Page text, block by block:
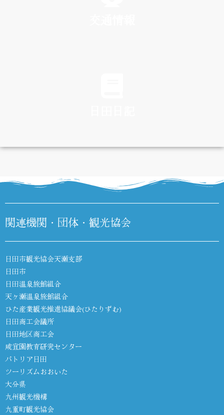
DIARY
関連機関・団体・観光協会
日田市観光協会天瀬支部
日田市
日田温泉旅館組合
天ヶ瀬温泉旅館組合
ひた産業観光推進協議会(ひたりずむ)
日田商工会議所
日田地区商工会
咸宜園教育研究センター
パトリア日田
ツーリズムおおいた
大分県
九州観光機構
九重町観光協会